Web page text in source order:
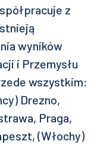
z
wyników
i Przemysłu
wszystkim:
Drezno,
Praga,
(Włochy)